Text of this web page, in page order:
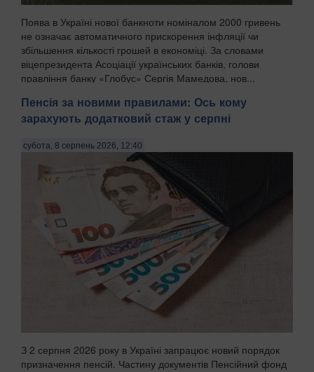
Поява в Україні нової банкноти номіналом 2000 гривень
не означає автоматичного прискорення інфляції чи
збільшення кількості грошей в економіці. За словами
віцепрезидента Асоціації українських банків, голови
правління банку «Глобус» Сергія Мамедова, нов...
Пенсія за новими правилами: Ось кому
зарахують додатковий стаж у серпні
субота, 8 серпень 2026, 12:40
З 2 серпня 2026 року в Україні запрацює новий порядок
призначення пенсій. Частину документів Пенсійний фонд